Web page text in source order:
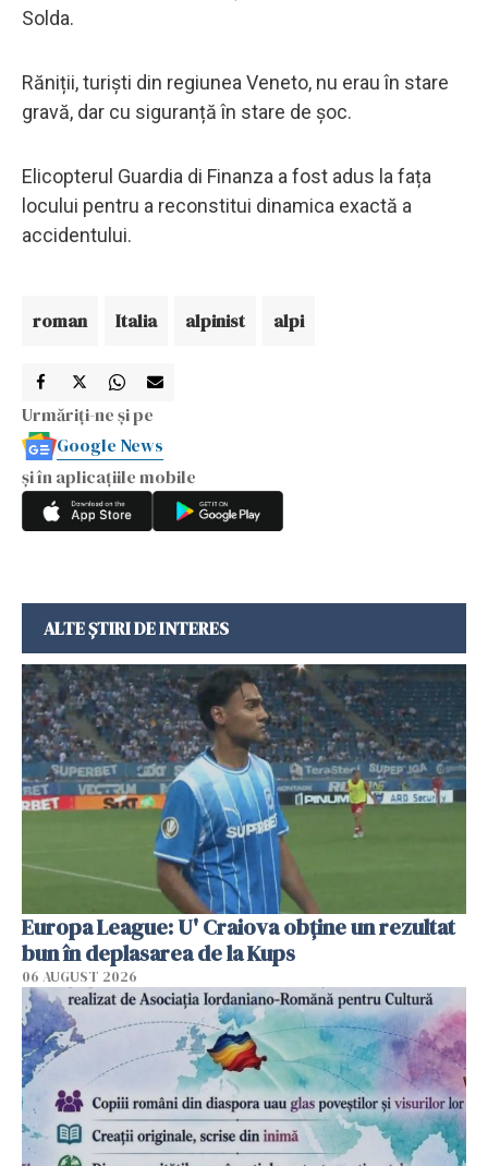
Solda.
Răniții, turiști din regiunea Veneto, nu erau în stare
gravă, dar cu siguranță în stare de șoc.
Elicopterul Guardia di Finanza a fost adus la fața
locului pentru a reconstitui dinamica exactă a
accidentului.
roman Italia alpinist alpi
Urmăriți-ne și pe
Google News
și în aplicațiile mobile
ALTE ȘTIRI DE INTERES
Europa League: U' Craiova obține un rezultat
bun în deplasarea de la Kups
06 AUGUST 2026